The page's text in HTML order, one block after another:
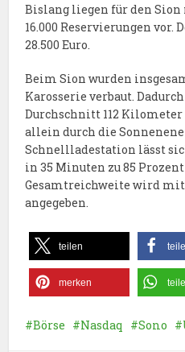
Bislang liegen für den Sion
16.000 Reservierungen vor.
28.500 Euro.
Beim Sion wurden
Karosserie verbaut.
Durchschnitt 112
allein durch die
Schnellladestation lässt
in 35 Minuten zu 85
Gesamtreichweite wird
angegeben.
teilen
merken
Börse Nasdaq Sono